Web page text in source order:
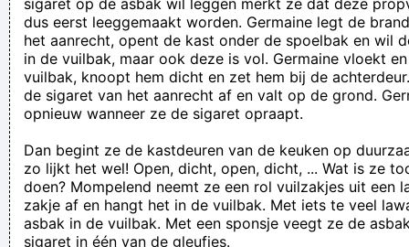
sigaret op de asbak wil leggen merkt ze dat deze
dus eerst leeggemaakt worden. Germaine legt de
het aanrecht, opent de kast onder de spoelbak en wil
in de vuilbak, maar ook deze is vol. Germaine vloekt
vuilbak, knoopt hem dicht en zet hem bij de
de sigaret van het aanrecht af en valt op de grond.
opnieuw wanneer ze de sigaret opraapt.
Dan begint ze de kastdeuren van de keuken op
zo lijkt het wel! Open, dicht, open, dicht, ... Wat is ze
doen? Mompelend neemt ze een rol vuilzakjes uit een
zakje af en hangt het in de vuilbak. Met iets te veel
asbak in de vuilbak. Met een sponsje veegt ze de
sigaret in één van de gleufjes.